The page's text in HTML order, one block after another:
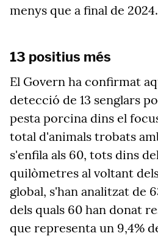
menys que a final de 2024.
13 positius més
El Govern ha confirmat
detecció de 13 senglars
pesta porcina dins el
total d'animals trobats
s'enfila als 60, tots dins
quilòmetres al voltant
global, s'han analitzat de
dels quals 60 han donat
que representa un 9,4%